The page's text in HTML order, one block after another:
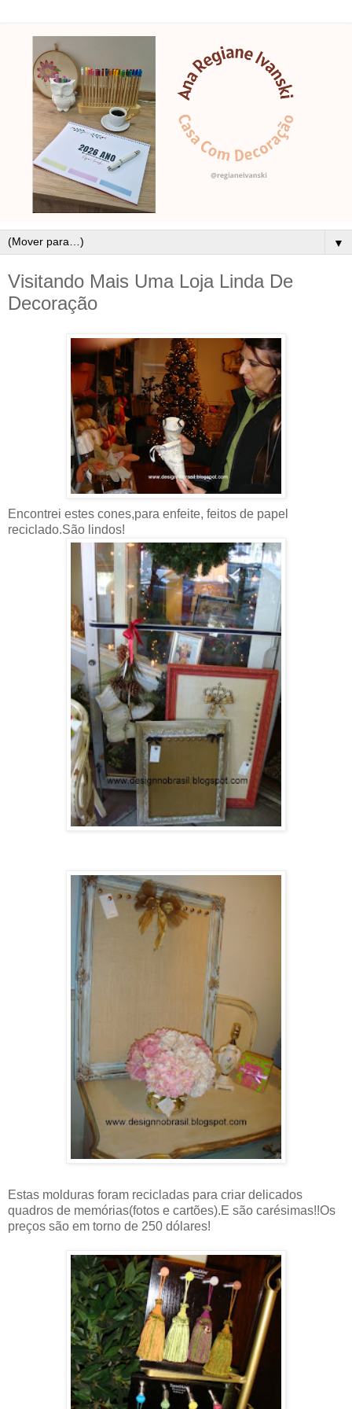
▼
Visitando Mais Uma Loja Linda De
Decoração
Encontrei estes cones,para enfeite, feitos de papel
reciclado.São lindos!
Estas molduras foram recicladas para criar delicados
quadros de memórias(fotos e cartões).E são carésimas!!Os
preços são em torno de 250 dólares!